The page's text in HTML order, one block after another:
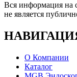
Вся информация на
не является
О Компании
Каталог